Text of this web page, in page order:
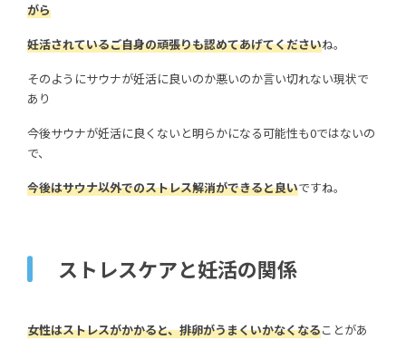
がら
妊活されているご自身の頑張りも認めてあげてくださいね。
そのようにサウナが妊活に良いのか悪いのか言い切れない現状で
あり
今後サウナが妊活に良くないと明らかになる可能性も0ではないの
で、
今後はサウナ以外でのストレス解消ができると良いですね。
ストレスケアと妊活の関係
女性はストレスがかかると、排卵がうまくいかなくなることがあ